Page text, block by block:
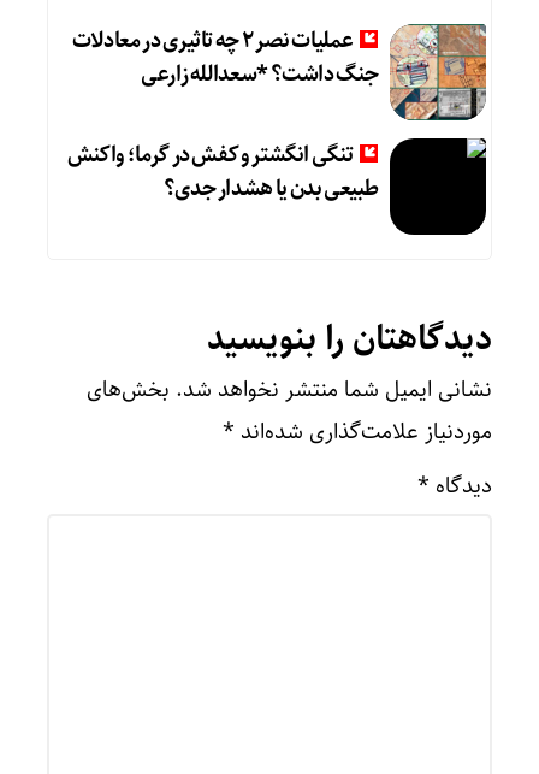
عملیات نصر ۲ چه تاثیری در معادلات
جنگ داشت؟ *سعدالله زارعی
تنگی انگشتر و کفش در گرما؛ واکنش
طبیعی بدن یا هشدار جدی؟
دیدگاهتان را بنویسید
نشانی ایمیل شما منتشر نخواهد شد. بخش‌های
موردنیاز علامت‌گذاری شده‌اند *
دیدگاه *